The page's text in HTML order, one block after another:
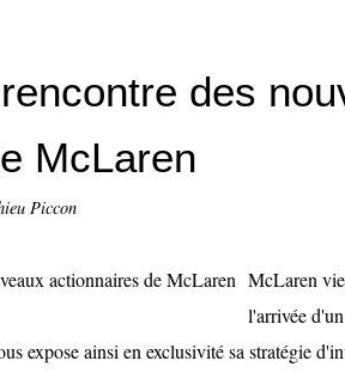
des
McLaren
Piccon
McLaren
l'arrivée
expose ainsi en exclusivité sa stratégie